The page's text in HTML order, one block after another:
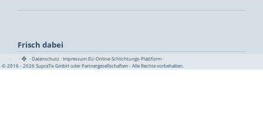
Frisch dabei
· · ·Datenschutz·Impressum EU-Online-Schlichtungs-Plattform·
© 2016 - 2026 SupraTix GmbH oder Partnergesellschaften - Alle Rechte vorbehalten.